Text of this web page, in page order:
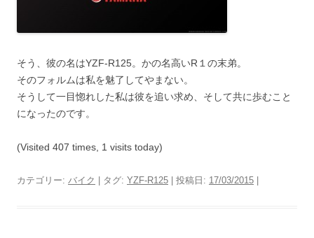
そう、彼の名はYZF-R125。かの名高いR１の末弟。
そのフォルムは私を魅了してやまない。
そうして一目惚れした私は彼を追い求め、そして共に歩むこと
になったのです。
(Visited 407 times, 1 visits today)
カテゴリー: バイク | タグ: YZF-R125 | 投稿日: 17/03/2015